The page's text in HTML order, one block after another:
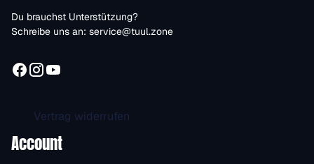
Du brauchst Unterstützung?
Schreibe uns an: service@tuul.zone
Vertrag widerrufen
Account